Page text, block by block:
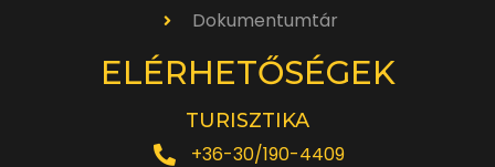
Dokumentumtár
ELÉRHETŐSÉGEK
TURISZTIKA
+36-30/190-4409